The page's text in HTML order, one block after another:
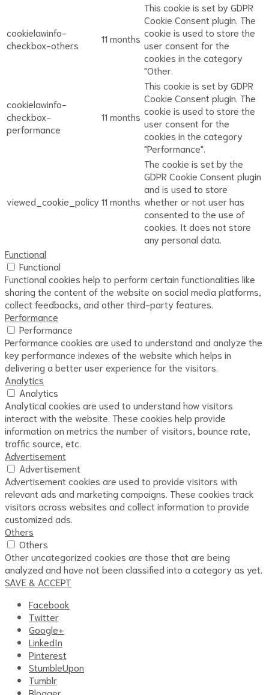
cookielawinfo-
checkbox-others
11 months
This cookie is set by GDPR
Cookie Consent plugin. The
cookie is used to store the
user consent for the
cookies in the category
"Other.
cookielawinfo-
checkbox-
performance
11 months
This cookie is set by GDPR
Cookie Consent plugin. The
cookie is used to store the
user consent for the
cookies in the category
"Performance".
viewed_cookie_policy11 months
The cookie is set by the
GDPR Cookie Consent plugin
and is used to store
whether or not user has
consented to the use of
cookies. It does not store
any personal data.
Functional
Functional
Functional cookies help to perform certain functionalities like
sharing the content of the website on social media platforms,
collect feedbacks, and other third-party features.
Performance
Performance
Performance cookies are used to understand and analyze the
key performance indexes of the website which helps in
delivering a better user experience for the visitors.
Analytics
Analytics
Analytical cookies are used to understand how visitors
interact with the website. These cookies help provide
information on metrics the number of visitors, bounce rate,
traffic source, etc.
Advertisement
Advertisement
Advertisement cookies are used to provide visitors with
relevant ads and marketing campaigns. These cookies track
visitors across websites and collect information to provide
customized ads.
Others
Others
Other uncategorized cookies are those that are being
analyzed and have not been classified into a category as yet.
SAVE & ACCEPT
Facebook
Twitter
Google+
LinkedIn
Pinterest
StumbleUpon
Tumblr
Blogger